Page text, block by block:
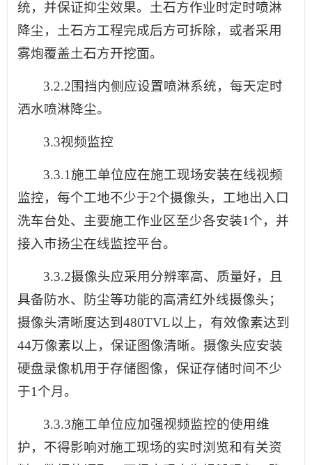
统，并保证抑尘效果。土石方作业时定时喷淋
降尘，土石方工程完成后方可拆除，或者采用
雾炮覆盖土石方开挖面。
3.2.2围挡内侧应设置喷淋系统，每天定时
洒水喷淋降尘。
3.3视频监控
3.3.1施工单位应在施工现场安装在线视频
监控，每个工地不少于2个摄像头，工地出入口
洗车台处、主要施工作业区至少各安装1个，并
接入市扬尘在线监控平台。
3.3.2摄像头应采用分辨率高、质量好，且
具备防水、防尘等功能的高清红外线摄像头；
摄像头清晰度达到480TVL以上，有效像素达到
44万像素以上，保证图像清晰。摄像头应安装
硬盘录像机用于存储图像，保证存储时间不少
于1个月。
3.3.3施工单位应加强视频监控的使用维
护，不得影响对施工现场的实时浏览和有关资